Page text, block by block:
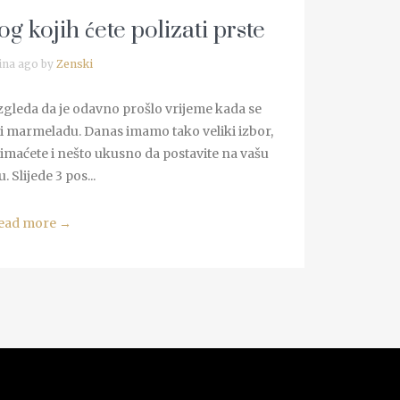
kojih ćete polizati prste
ago byZenski
da je odavno prošlo vrijeme kada se
marmeladu. Danas imamo tako veliki izbor,
i nešto ukusno da postavite na vašu
Slijede 3 pos...
more →